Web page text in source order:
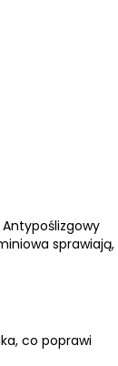
sprawiają,
co poprawi